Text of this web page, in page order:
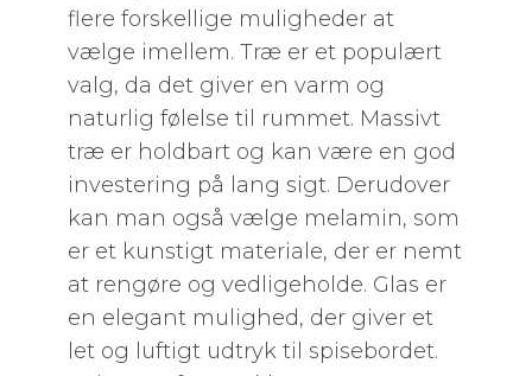
flere forskellige muligheder at
vælge imellem. Træ er et populært
valg, da det giver en varm og
naturlig følelse til rummet. Massivt
træ er holdbart og kan være en god
investering på lang sigt. Derudover
kan man også vælge melamin, som
er et kunstigt materiale, der er nemt
at rengøre og vedligeholde. Glas er
en elegant mulighed, der giver et
let og luftigt udtryk til spisebordet.